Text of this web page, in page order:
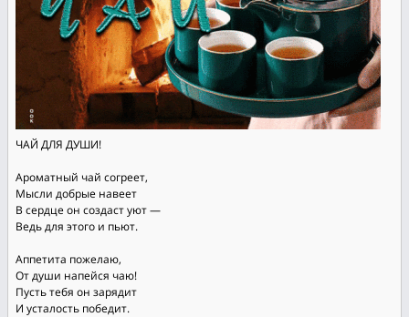
ЧАЙ ДЛЯ ДУШИ!
Ароматный чай согреет,
Мысли добрые навеет
В сердце он создаст уют —
Ведь для этого и пьют.
Аппетита пожелаю,
От души напейся чаю!
Пусть тебя он зарядит
И усталость победит.